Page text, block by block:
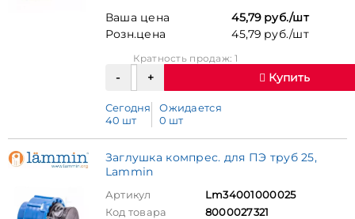
Ваша цена
45,79 руб./шт
Розн.цена
45,79 руб./шт
Кратность продаж: 1
Купить
Сегодня
40 шт
Ожидается
0 шт
Заглушка компрес. для ПЭ труб 25,
Lammin
Артикул
Lm34001000025
Код товара
8000027321